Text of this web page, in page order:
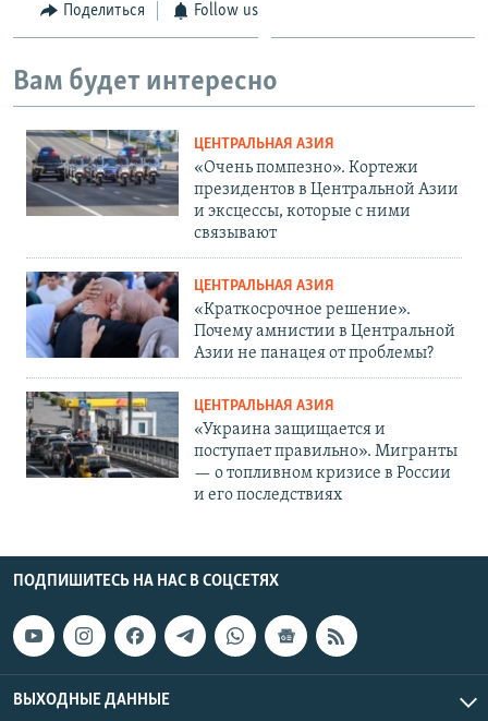
Поделиться Follow us
Вам будет интересно
ЦЕНТРАЛЬНАЯ АЗИЯ
«Очень помпезно». Кортежи
президентов в Центральной Азии
и эксцессы, которые с ними
связывают
ЦЕНТРАЛЬНАЯ АЗИЯ
«Краткосрочное решение».
Почему амнистии в Центральной
Азии не панацея от проблемы?
ЦЕНТРАЛЬНАЯ АЗИЯ
«Украина защищается и
поступает правильно». Мигранты
— о топливном кризисе в России
и его последствиях
ПОДПИШИТЕСЬ НА НАС В СОЦСЕТЯХ
ВЫХОДНЫЕ ДАННЫЕ